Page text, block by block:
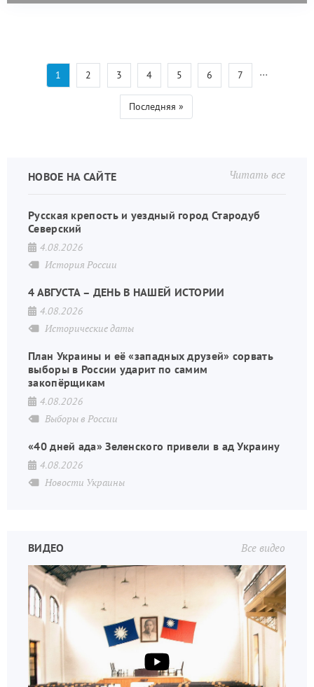
Нумерация
страниц
Текущая
страница
1 Страница
2 Страница
3 Страница
4 Страница
5 Страница
6 Страница
7 …
Последняя
страница
Последняя »
Читать все
НОВОЕ НА САЙТЕ
Русская крепость и уездный город Стародуб
Северский
4.08.2026
История России
4 АВГУСТА – ДЕНЬ В НАШЕЙ ИСТОРИИ
4.08.2026
Исторические даты
План Украины и её «западных друзей» сорвать
выборы в России ударит по самим
закопёрщикам
4.08.2026
Выборы в России
«40 дней ада» Зеленского привели в ад Украину
4.08.2026
Новости Украины
Все видео
ВИДЕО